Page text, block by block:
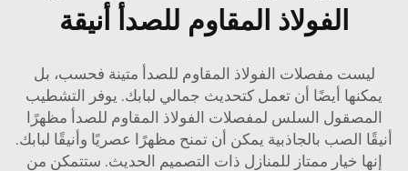
الفولاذ المقاوم للصدأ أنيقة
ليست مفصلات الفولاذ المقاوم للصدأ متينة فحسب، بل
يمكنها أيضًا أن تعمل كتحديث جمالي لبابك. يوفر التشطيب
المصقول السلس لمفصلات الفولاذ المقاوم للصدأ مظهرًا
أنيقًاالصب بالجاذبيةيمكن أن تمنح مظهرًا عصريًا وأنيقًا لبابك.
إنها خيار ممتاز للمنازل ذات التصميم الحديث. ستتمكن من